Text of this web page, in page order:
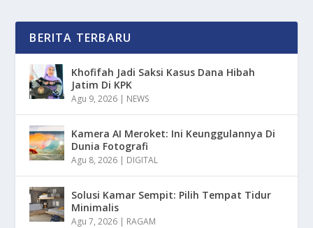
BERITA TERBARU
Khofifah Jadi Saksi Kasus Dana Hibah
Jatim Di KPK
Agu 9, 2026 | NEWS
Kamera AI Meroket: Ini Keunggulannya Di
Dunia Fotografi
Agu 8, 2026 | DIGITAL
Solusi Kamar Sempit: Pilih Tempat Tidur
Minimalis
Agu 7, 2026 | RAGAM